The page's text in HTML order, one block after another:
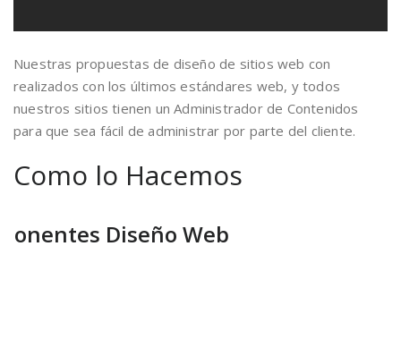
Nuestras propuestas de diseño de sitios web con
realizados con los últimos estándares web, y todos
nuestros sitios tienen un Administrador de Contenidos
para que sea fácil de administrar por parte del cliente.
Como lo Hacemos